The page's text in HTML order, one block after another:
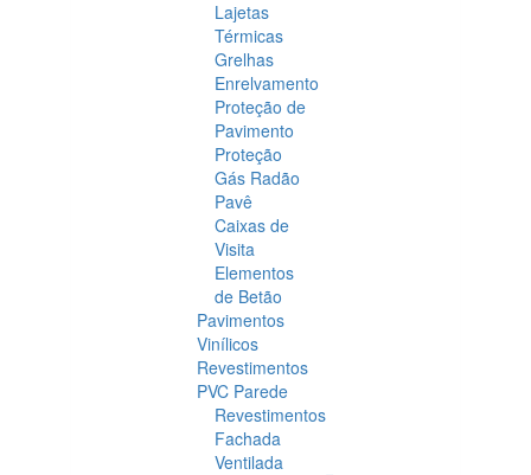
Lajetas
Térmicas
Grelhas
Enrelvamento
Proteção de
Pavimento
Proteção
Gás Radão
Pavê
Caixas de
Visita
Elementos
de Betão
Pavimentos
Vinílicos
Revestimentos
PVC Parede
Revestimentos
Fachada
Ventilada